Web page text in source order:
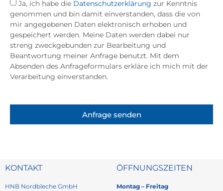
Ja, ich habe die Datenschutzerklärung zur Kenntnis
genommen und bin damit einverstanden, dass die von
mir angegebenen Daten elektronisch erhoben und
gespeichert werden. Meine Daten werden dabei nur
streng zweckgebunden zur Bearbeitung und
Beantwortung meiner Anfrage benutzt. Mit dem
Absenden des Anfrageformulars erkläre ich mich mit der
Verarbeitung einverstanden.
Anfrage senden
KONTAKT
HNB Nordbleche GmbH
ÖFFNUNGSZEITEN
Montag – Freitag